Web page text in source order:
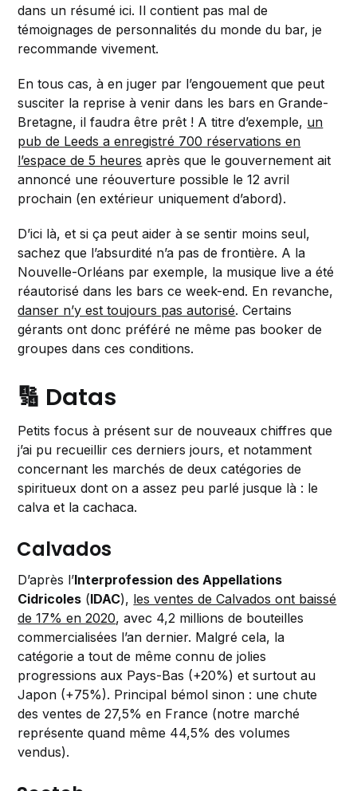
dans un résumé ici. Il contient pas mal de
témoignages de personnalités du monde du bar, je
recommande vivement.
En tous cas, à en juger par l’engouement que peut
susciter la reprise à venir dans les bars en Grande-
Bretagne, il faudra être prêt ! A titre d’exemple, un
pub de Leeds a enregistré 700 réservations en
l’espace de 5 heures après que le gouvernement ait
annoncé une réouverture possible le 12 avril
prochain (en extérieur uniquement d’abord).
D’ici là, et si ça peut aider à se sentir moins seul,
sachez que l’absurdité n’a pas de frontière. A la
Nouvelle-Orléans par exemple, la musique live a été
réautorisé dans les bars ce week-end. En revanche,
danser n’y est toujours pas autorisé. Certains
gérants ont donc préféré ne même pas booker de
groupes dans ces conditions.
🔢 Datas
Petits focus à présent sur de nouveaux chiffres que
j’ai pu recueillir ces derniers jours, et notamment
concernant les marchés de deux catégories de
spiritueux dont on a assez peu parlé jusque là : le
calva et la cachaca.
Calvados
D’après l’Interprofession des Appellations
Cidricoles (IDAC), les ventes de Calvados ont baissé
de 17% en 2020, avec 4,2 millions de bouteilles
commercialisées l’an dernier. Malgré cela, la
catégorie a tout de même connu de jolies
progressions aux Pays-Bas (+20%) et surtout au
Japon (+75%). Principal bémol sinon : une chute
des ventes de 27,5% en France (notre marché
représente quand même 44,5% des volumes
vendus).